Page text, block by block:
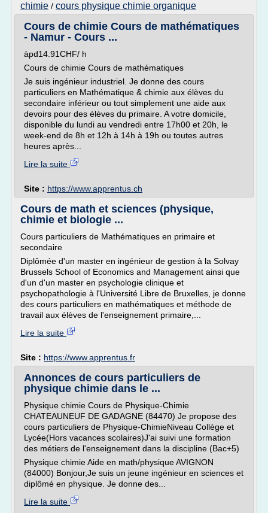
chimie / cours physique chimie organique
Cours de chimie Cours de mathématiques
- Namur - Cours ...
àpd14.91CHF/ h
Cours de chimie Cours de mathématiques
Je suis ingénieur industriel. Je donne des cours
particuliers en Mathématique & chimie aux élèves du
secondaire inférieur ou tout simplement une aide aux
devoirs pour des élèves du primaire. A votre domicile,
disponible du lundi au vendredi entre 17h00 et 20h, le
week-end de 8h et 12h à 14h à 19h ou toutes autres
heures après...
Lire la suite
Site : https://www.apprentus.ch
Cours de math et sciences (physique,
chimie et biologie ...
Cours particuliers de Mathématiques en primaire et
secondaire
Diplômée d'un master en ingénieur de gestion à la Solvay
Brussels School of Economics and Management ainsi que
d'un d'un master en psychologie clinique et
psychopathologie à l'Université Libre de Bruxelles, je donne
des cours particuliers en mathématiques et méthode de
travail aux élèves de l'enseignement primaire,...
Lire la suite
Site : https://www.apprentus.fr
Annonces de cours particuliers de
physique chimie dans le ...
Physique chimie Cours de Physique-Chimie
CHATEAUNEUF DE GADAGNE (84470) Je propose des
cours particuliers de Physique-ChimieNiveau Collège et
Lycée(Hors vacances scolaires)J'ai suivi une formation
des métiers de l'enseignement dans la discipline (Bac+5)
Physique chimie Aide en math/physique AVIGNON
(84000) Bonjour,Je suis un jeune ingénieur en sciences et
diplômé en physique. Je donne des...
Lire la suite